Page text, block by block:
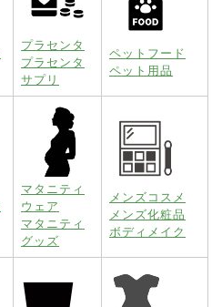
プラセンタ
プラセンタ
サプリ
ペットフード
ペット用品
マタニティ
ウェア
マタニティ
グッズ
メンズコスメ
メンズ化粧品
ボディメイク